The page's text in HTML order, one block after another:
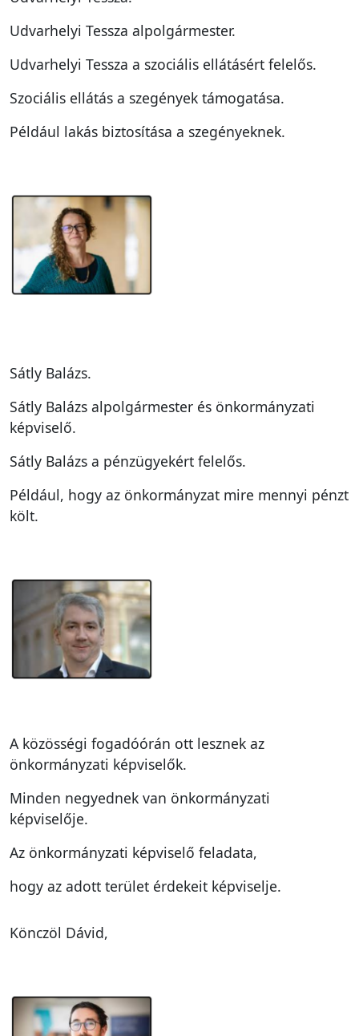
Udvarhelyi Tessza alpolgármester.
Udvarhelyi Tessza a szociális ellátásért felelős.
Szociális ellátás a szegények támogatása.
Például lakás biztosítása a szegényeknek.
Sátly Balázs.
Sátly Balázs alpolgármester és önkormányzati
képviselő.
Sátly Balázs a pénzügyekért felelős.
Például, hogy az önkormányzat mire mennyi pénzt
költ.
A közösségi fogadóórán ott lesznek az
önkormányzati képviselők.
Minden negyednek van önkormányzati
képviselője.
Az önkormányzati képviselő feladata,
hogy az adott terület érdekeit képviselje.
Könczöl Dávid,